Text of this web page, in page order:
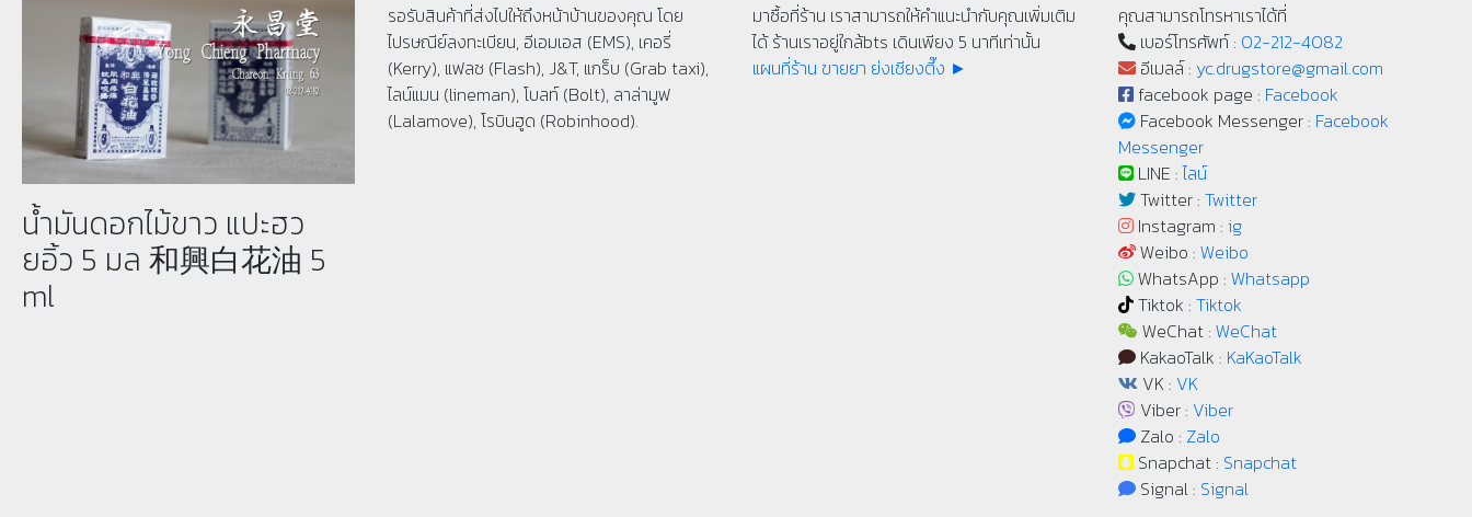
น้ำมันดอกไม้ขาว แปะฮว
ยอิ้ว 5 มล 和興白花油 5
ml
รอรับสินค้าที่ส่งไปให้ถึงหน้าบ้านของคุณ โดย
ไปรษณีย์ลงทะเบียน, อีเอมเอส (EMS), เคอรี่
(Kerry), แฟลช (Flash), J&T, แกร็บ (Grab taxi),
ไลน์แมน (lineman), โบลท์ (Bolt), ลาล่ามูฟ
(Lalamove), โรบินฮูด (Robinhood).
มาซื้อที่ร้าน เราสามารถให้คำแนะนำกับคุณเพิ่มเติม
ได้ ร้านเราอยู่ใกล้bts เดินเพียง 5 นาทีเท่านั้น
แผนที่ร้าน ขายยา ย่งเชียงตึ๊ง ►
คุณสามารถโทรหาเราได้ที่
เบอร์โทรศัพท์ : 02-212-4082
อีเมลล์ : yc.drugstore@gmail.com
facebook page : Facebook
Facebook Messenger : Facebook
Messenger
LINE :ไลน์
Twitter : Twitter
Instagram : ig
Weibo : Weibo
WhatsApp : Whatsapp
Tiktok : Tiktok
WeChat : WeChat
KakaoTalk : KaKaoTalk
VK : VK
Viber : Viber
Zalo : Zalo
Snapchat : Snapchat
Signal : Signal